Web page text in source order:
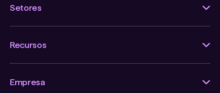
Setores
Recursos
Empresa